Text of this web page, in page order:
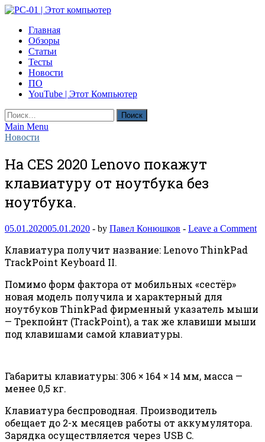
Skip
content
PC-01 | Этот компьютер
Компьютерные новости
Главная
Обзоры
Статьи
Тесты
Новости
ПО
YouTube | Этот Компьютер
Найти:
Main Menu
Новости
На CES 2020 Lenovo покажут
клавиатуру от ноутбука без
ноутбука.
05.01.202005.01.2020 - by Павел Конюшков - Leave a Comment
Клавиатура получит название: Lenovo ThinkPad
TrackPoint Keyboard II.
Помимо форм фактора от мобильных «сестёр»
новая модель получила и характерный для
ноутбуков ThinkPad фирменный указатель мыши
— Трекпойнт (TrackPoint), а так же клавиши мыши
под клавишами самой клавиатуры.
Габариты клавиатуры: 306 × 164 × 14 мм, масса —
менее 0,5 кг.
Клавиатура беспроводная. Производитель
обещает до 2-х месяцев работы от аккумулятора.
Зарядка осуществляется через USB C.